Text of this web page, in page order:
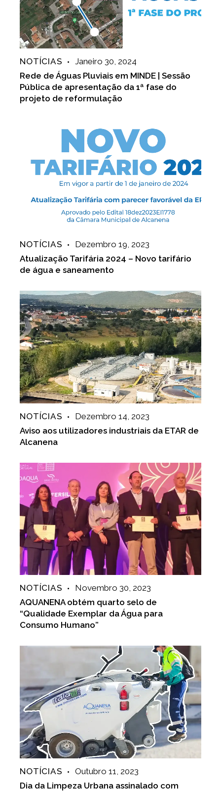
NOTÍCIAS
Janeiro 30, 2024
Rede de Águas Pluviais em MINDE | Sessão
Pública de apresentação da 1ª fase do
projeto de reformulação
NOTÍCIAS
Dezembro 19, 2023
Atualização Tarifária 2024 – Novo tarifário
de água e saneamento
NOTÍCIAS
Dezembro 14, 2023
Aviso aos utilizadores industriais da ETAR de
Alcanena
NOTÍCIAS
Novembro 30, 2023
AQUANENA obtém quarto selo de
“Qualidade Exemplar da Água para
Consumo Humano”
NOTÍCIAS
Outubro 11, 2023
Dia da Limpeza Urbana assinalado com